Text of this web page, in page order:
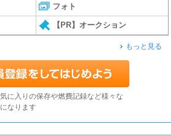
フォト
【PR】オークション
もっと見る
に入りの保存や燃費記録など様々な
なります